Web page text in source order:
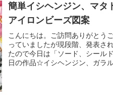
簡単イシヘンジン、マタ
アイロンビーズ図案
こんにちは。ご訪問ありがとう
っていましたが現段階、発表さ
たので今日は「ソード、シール
日の作品☆イシヘンジン、ガラ